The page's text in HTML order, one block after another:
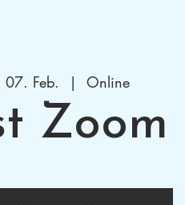
07. Feb.
  |
Online
Zoom